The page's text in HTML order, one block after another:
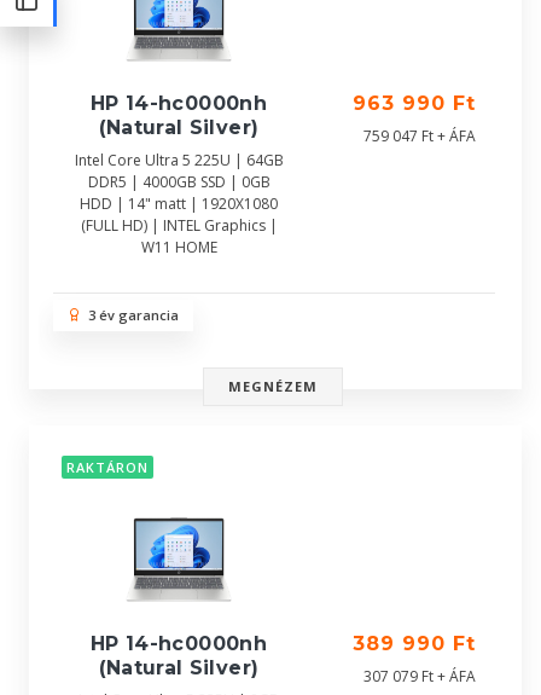
HP 14-hc0000nh
(Natural Silver)
Intel Core Ultra 5 225U | 64GB
DDR5 | 4000GB SSD | 0GB
HDD | 14" matt | 1920X1080
(FULL HD) | INTEL Graphics |
W11 HOME
963 990 Ft
759 047 Ft + ÁFA
3 év garancia
MEGNÉZEM
RAKTÁRON
HP 14-hc0000nh
(Natural Silver)
389 990 Ft
307 079 Ft + ÁFA